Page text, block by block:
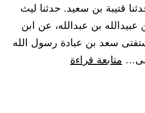
قتيبة بن سعيد. حدثنا ليث
بن عبدالله، عن ابن
سعد بن عبادة رسول الله
متابعة قراءة